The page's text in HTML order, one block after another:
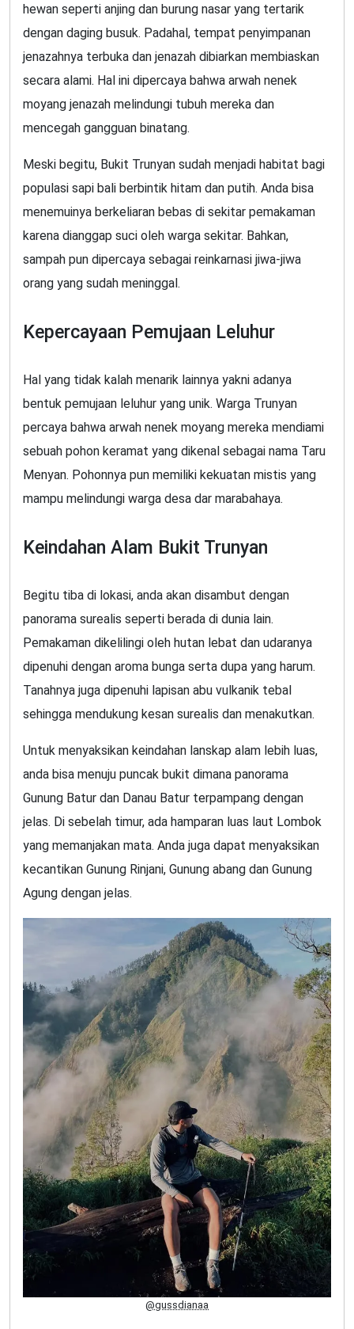
hewan seperti anjing dan burung nasar yang tertarik
dengan daging busuk. Padahal, tempat penyimpanan
jenazahnya terbuka dan jenazah dibiarkan membiaskan
secara alami. Hal ini dipercaya bahwa arwah nenek
moyang jenazah melindungi tubuh mereka dan
mencegah gangguan binatang.
Meski begitu, Bukit Trunyan sudah menjadi habitat bagi
populasi sapi bali berbintik hitam dan putih. Anda bisa
menemuinya berkeliaran bebas di sekitar pemakaman
karena dianggap suci oleh warga sekitar. Bahkan,
sampah pun dipercaya sebagai reinkarnasi jiwa-jiwa
orang yang sudah meninggal.
Kepercayaan Pemujaan Leluhur
Hal yang tidak kalah menarik lainnya yakni adanya
bentuk pemujaan leluhur yang unik. Warga Trunyan
percaya bahwa arwah nenek moyang mereka mendiami
sebuah pohon keramat yang dikenal sebagai nama Taru
Menyan. Pohonnya pun memiliki kekuatan mistis yang
mampu melindungi warga desa dar marabahaya.
Keindahan Alam Bukit Trunyan
Begitu tiba di lokasi, anda akan disambut dengan
panorama surealis seperti berada di dunia lain.
Pemakaman dikelilingi oleh hutan lebat dan udaranya
dipenuhi dengan aroma bunga serta dupa yang harum.
Tanahnya juga dipenuhi lapisan abu vulkanik tebal
sehingga mendukung kesan surealis dan menakutkan.
Untuk menyaksikan keindahan lanskap alam lebih luas,
anda bisa menuju puncak bukit dimana panorama
Gunung Batur dan Danau Batur terpampang dengan
jelas. Di sebelah timur, ada hamparan luas laut Lombok
yang memanjakan mata. Anda juga dapat menyaksikan
kecantikan Gunung Rinjani, Gunung abang dan Gunung
Agung dengan jelas.
@gussdianaa